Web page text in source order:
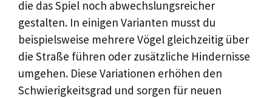
die das Spiel noch abwechslungsreicher
gestalten. In einigen Varianten musst du
beispielsweise mehrere Vögel gleichzeitig über
die Straße führen oder zusätzliche Hindernisse
umgehen. Diese Variationen erhöhen den
Schwierigkeitsgrad und sorgen für neuen